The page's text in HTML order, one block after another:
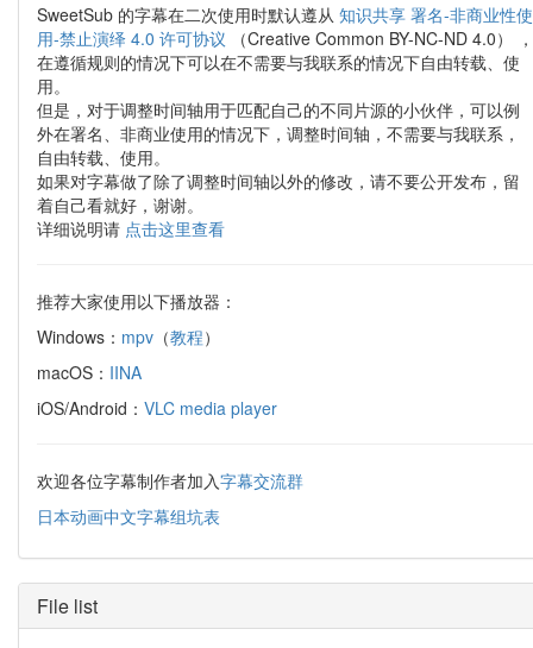
SweetSub 的字幕在二次使用时默认遵从 知识共享 署名-非商业性使
用-禁止演绎 4.0 许可协议 （Creative Common BY-NC-ND 4.0） ，
在遵循规则的情况下可以在不需要与我联系的情况下自由转载、使
用。
但是，对于调整时间轴用于匹配自己的不同片源的小伙伴，可以例
外在署名、非商业使用的情况下，调整时间轴，不需要与我联系，
自由转载、使用。
如果对字幕做了除了调整时间轴以外的修改，请不要公开发布，留
着自己看就好，谢谢。
详细说明请 点击这里查看
推荐大家使用以下播放器：
Windows： mpv （教程）
macOS： IINA
iOS/Android： VLC media player
欢迎各位字幕制作者加入字幕交流群
日本动画中文字幕组坑表
File list